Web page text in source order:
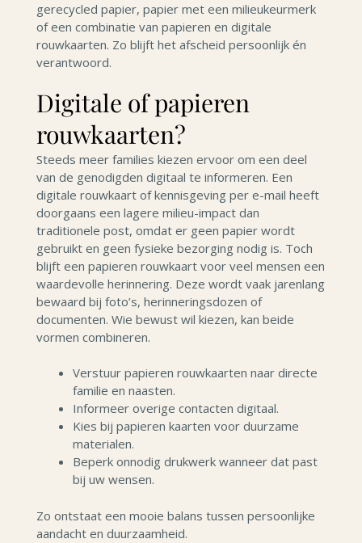
gerecycled papier, papier met een milieukeurmerk
of een combinatie van papieren en digitale
rouwkaarten. Zo blijft het afscheid persoonlijk én
verantwoord.
Digitale of papieren
rouwkaarten?
Steeds meer families kiezen ervoor om een deel
van de genodigden digitaal te informeren. Een
digitale rouwkaart of kennisgeving per e-mail heeft
doorgaans een lagere milieu-impact dan
traditionele post, omdat er geen papier wordt
gebruikt en geen fysieke bezorging nodig is. Toch
blijft een papieren rouwkaart voor veel mensen een
waardevolle herinnering. Deze wordt vaak jarenlang
bewaard bij foto’s, herinneringsdozen of
documenten. Wie bewust wil kiezen, kan beide
vormen combineren.
Verstuur papieren rouwkaarten naar directe
familie en naasten.
Informeer overige contacten digitaal.
Kies bij papieren kaarten voor duurzame
materialen.
Beperk onnodig drukwerk wanneer dat past
bij uw wensen.
Zo ontstaat een mooie balans tussen persoonlijke
aandacht en duurzaamheid.